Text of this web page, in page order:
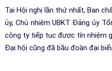
Tại Hội nghị lần thứ nhất, Ban
ủy, Chủ nhiệm UBKT Đảng ủy
công ty tiếp tục được tín nhiệm
Đại hội cũng đã bầu đoàn đại